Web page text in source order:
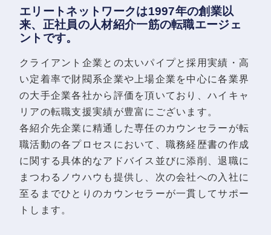
エリートネットワークは1997年の創業以
来、正社員の人材紹介一筋の転職エージェ
ントです。
クライアント企業との太いパイプと採用実績・高
い定着率で財閥系企業や上場企業を中心に各業界
の大手企業各社から評価を頂いており、ハイキャ
リアの転職支援実績が豊富にございます。
各紹介先企業に精通した専任のカウンセラーが転
職活動の各プロセスにおいて、職務経歴書の作成
に関する具体的なアドバイス並びに添削、退職に
まつわるノウハウも提供し、次の会社への入社に
至るまでひとりのカウンセラーが一貫してサポー
トします。